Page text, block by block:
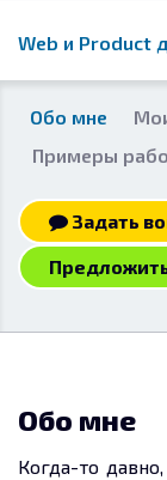
Web и Product
Обо мне
Примеры
Задать
Обо мне
Когда-то